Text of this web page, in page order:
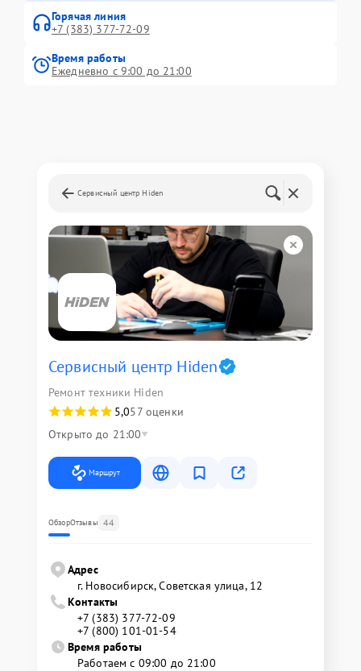
Горячая линия
+7 (383) 377-72-09
Время работы
Ежедневно с 9:00 до 21:00
Сервисный центр Hiden
Сервисный центр Hiden
Ремонт техники Hiden
5,057 оценки
Открыто до 21:00
Маршрут
ОбзорОтзывы 44
Адрес
г. Новосибирск, Советская улица, 12
Контакты
+7 (383) 377-72-09
+7 (800) 101-01-54
Время работы
Работаем с 09:00 до 21:00